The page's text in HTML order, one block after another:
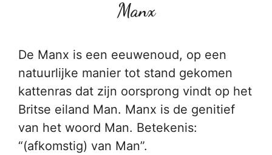
Manx
De Manx is een eeuwenoud, op een
natuurlijke manier tot stand gekomen
kattenras dat zijn oorsprong vindt op het
Britse eiland Man. Manx is de genitief
van het woord Man. Betekenis:
“(afkomstig) van Man”.